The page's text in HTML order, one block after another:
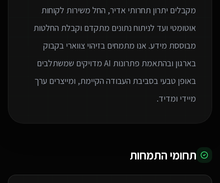
מקבלים יתרון תחרותי אדיר, החל משירות לקוחות
אוטומטי ועד לניתוח נתונים מתקדם וקבלת החלטות
מבוססת מידע. אנו מתמחים בזיהוי צווארי בקבוק
בארגון ובהתאמת פתרונות AI מדויקים שמשתלבים
באופן טבעי בסביבת העבודה הקיימת, ומייצרים ערך
מיידי ומדיד.
תחומי התמחות